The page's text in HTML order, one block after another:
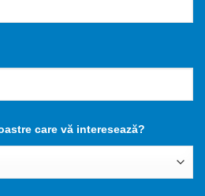
care vă interesează?